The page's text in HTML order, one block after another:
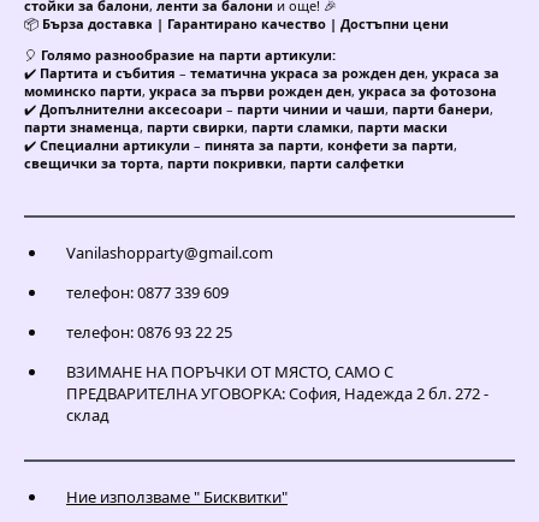
стойки за балони, ленти за балони и още! 🎉
📦 Бърза доставка | Гарантирано качество | Достъпни цени
🎈 Голямо разнообразие на парти артикули:
✔️ Партита и събития – тематична украса за рожден ден, украса за
моминско парти, украса за първи рожден ден, украса за фотозона
✔️ Допълнителни аксесоари – парти чинии и чаши, парти банери,
парти знаменца, парти свирки, парти сламки, парти маски
✔️ Специални артикули – пинята за парти, конфети за парти,
свещички за торта, парти покривки, парти салфетки
Vanilashopparty@gmail.com
телефон: 0877 339 609
телефон: 0876 93 22 25
ВЗИМАНЕ НА ПОРЪЧКИ ОТ МЯСТО, САМО С
ПРЕДВАРИТЕЛНА УГОВОРКА: София, Надежда 2 бл. 272 -
склад
Ние използваме " Бисквитки"